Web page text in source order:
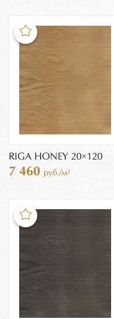
RIGA HONEY 20×120
7 460 руб./м²